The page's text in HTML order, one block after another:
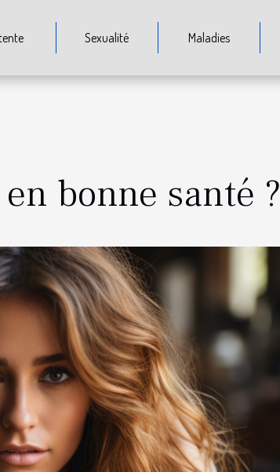
Sexualité Maladies
bonne santé ?